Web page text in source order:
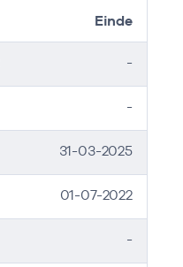
Einde
-
-
31-03-2025
01-07-2022
-